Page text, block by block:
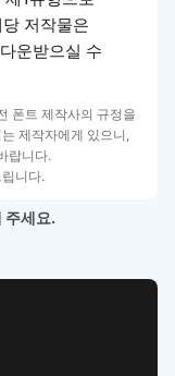
저작물은
운받으실 수
폰트 제작사의 규정을
제작자에게 있으니,
랍니다.
니다.
주세요.